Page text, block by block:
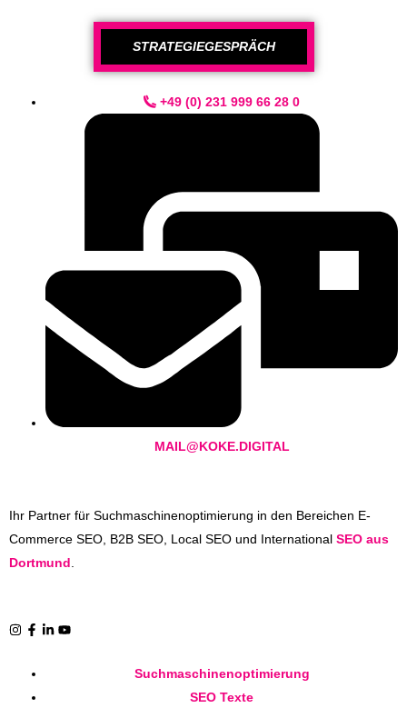
STRATEGIEGESPRÄCH
+49 (0) 231 999 66 28 0
MAIL@KOKE.DIGITAL
Ihr Partner für Suchmaschinenoptimierung in den Bereichen E-
Commerce SEO, B2B SEO, Local SEO und International SEO aus
Dortmund
Suchmaschinenoptimierung
SEO Texte